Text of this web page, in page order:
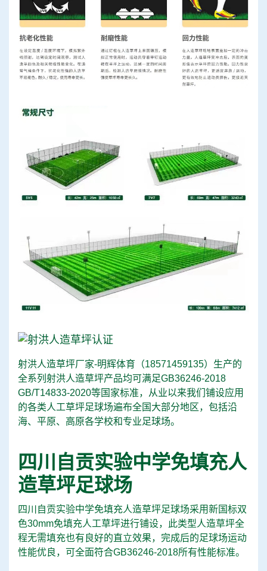
射洪人造草坪厂家-明辉体育（18571459135）生产的
全系列射洪人造草坪产品均可满足GB36246-2018
GB/T14833-2020等国家标准，从业以来我们铺设应用
的各类人工草坪足球场遍布全国大部分地区，包括沿
海、平原、高原各学校和专业足球场。
四川自贡实验中学免填充人
造草坪足球场
四川自贡实验中学免填充人造草坪足球场采用新国标双
色30mm免填充人工草坪进行铺设，此类型人造草坪全
程无需填充也有良好的直立效果，完成后的足球场运动
性能优良，可全面符合GB36246-2018所有性能标准。